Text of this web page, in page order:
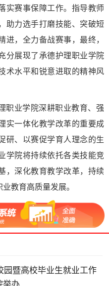
实赛事保障工作。指导教师
助力选手打磨技能、突破短
进，全力备战赛事，最终，
分展现了承德护理职业学院
术水平和锐意进取的精神风
职业学院深耕职业教育、强
实一体化教学改革的重要成
研、以赛促学育人理念的生
学院将持续依托各类技能竞
，深化教育教学改革，持续
教育高质量发展。
园暨高校毕业生就业工作